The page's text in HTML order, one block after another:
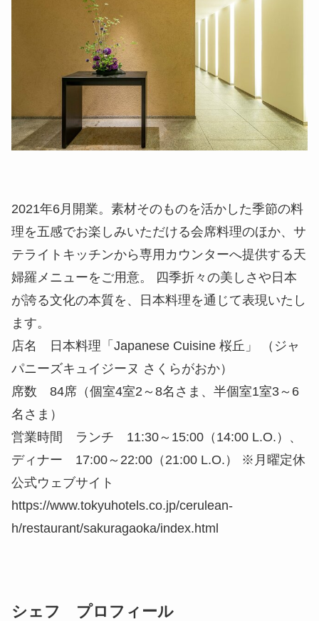
2021年6月開業。素材そのものを活かした季節の料
理を五感でお楽しみいただける会席料理のほか、サ
テライトキッチンから専用カウンターへ提供する天
婦羅メニューをご用意。 四季折々の美しさや日本
が誇る文化の本質を、日本料理を通じて表現いたし
ます。
店名 日本料理「Japanese Cuisine 桜丘」 （ジャ
パニーズキュイジーヌ さくらがおか）
席数 84席（個室4室2～8名さま、半個室1室3～6
名さま）
営業時間 ランチ 11:30～15:00（14:00 L.O.）、
ディナー 17:00～22:00（21:00 L.O.） ※月曜定休
公式ウェブサイト
https://www.tokyuhotels.co.jp/cerulean-
h/restaurant/sakuragaoka/index.html
シェフ プロフィール